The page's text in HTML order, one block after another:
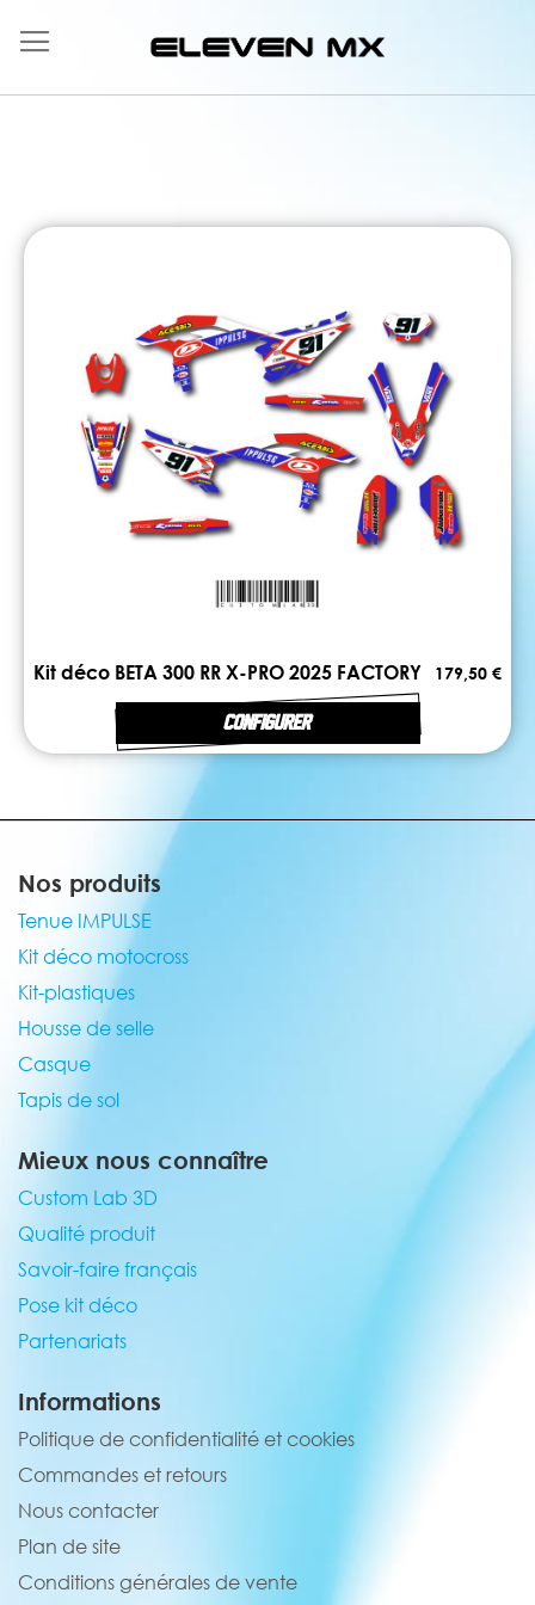
au
contenu
Kit déco BETA 300 RR X-PRO 2025 FACTORY 179,50 €
CONFIGURER
Nos produits
Tenue IMPULSE
Kit déco motocross
Kit-plastiques
Housse de selle
Casque
Tapis de sol
Mieux nous connaître
Custom Lab 3D
Qualité produit
Savoir-faire français
Pose kit déco
Partenariats
Informations
Politique de confidentialité et cookies
Commandes et retours
Nous contacter
Plan de site
Conditions générales de vente